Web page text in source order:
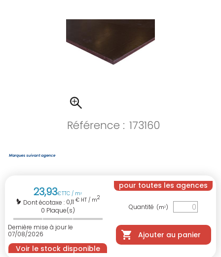
Référence : 173160
23,93€TTC / m2
Dont écotaxe : 0,11 € HT / m2
0 Plaque(s)
Dernière mise à jour le
07/08/2026
Voir le stock disponible
pour toutes les agences
Quantité (m2)
Ajouter au panier